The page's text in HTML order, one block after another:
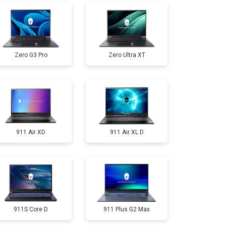
2300 ₽ Заказать
3300 ₽ Заказать
3800 ₽ Заказать
1500 ₽ Заказать
2900 ₽ Заказать
2300 ₽ Заказать
Zero G3 Pro Zero Ultra XT
911 Air XD 911 Air XL D
911S Core D 911 Plus G2 Max